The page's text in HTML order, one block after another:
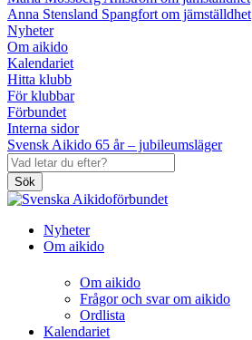
Anna Stensland Spangfort om jämställdhet
Nyheter
Om aikido
Kalendariet
Hitta klubb
För klubbar
Förbundet
Interna sidor
Svensk Aikido 65 år – jubileumsläger
Sök
Nyheter
Om aikido
Om aikido
Frågor och svar om aikido
Ordlista
Kalendariet